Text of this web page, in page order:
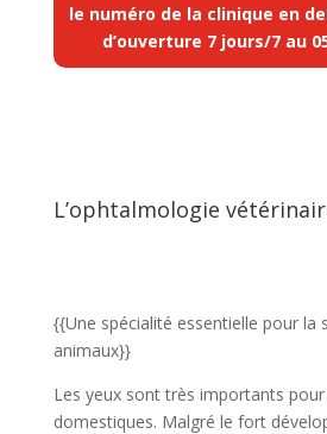
le numéro de la clinique en
d’ouverture 7 jours/7 au
L’ophtalmologie
{{Une spécialité essentielle pour la
animaux}}
Les yeux sont très importants
domestiques. Malgré le fort